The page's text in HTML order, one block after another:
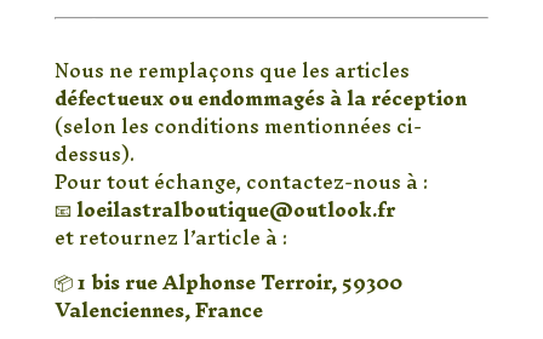
🔁 Échanges
Nous ne remplaçons que les articles
défectueux ou endommagés à la réception
(selon les conditions mentionnées ci-
dessus).
Pour tout échange, contactez-nous à :
📧loeilastralboutique@outlook.fr
et retournez l’article à :
📦1 bis rue Alphonse Terroir, 59300
Valenciennes, France